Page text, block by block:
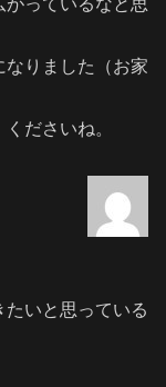
りました（お家
ださいね。
いと思っている